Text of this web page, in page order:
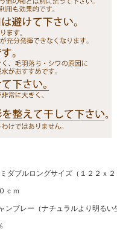
ダブルロングサイズ（１２２ｘ
ｃｍ
ンブレー（ナチュラルより明る